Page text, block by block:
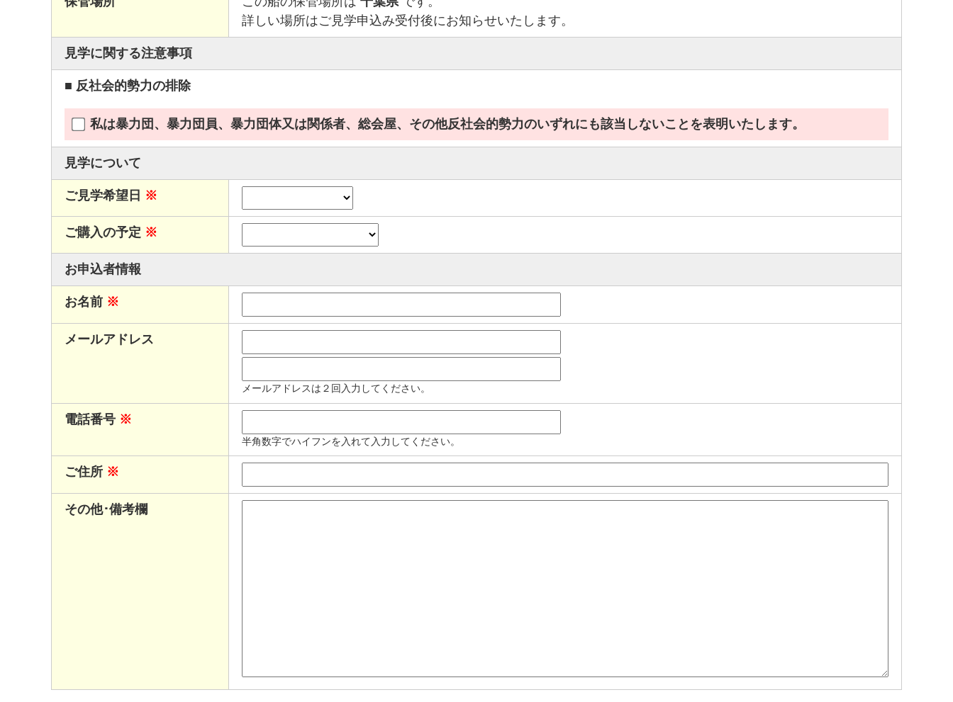
詳しい場所はご見学申込み受付後にお知らせいたします。
見学に関する注意事項
■ 反社会的勢力の排除
私は暴力団、暴力団員、暴力団体又は関係者、総会屋、その他反社会的勢力のいずれにも該当しないことを表明いたします。
見学について
ご見学希望日 ※
ご購入の予定 ※
お申込者情報
お名前 ※
メールアドレス
メールアドレスは２回入力してください。
電話番号 ※
半角数字でハイフンを入れて入力してください。
ご住所 ※
その他･備考欄